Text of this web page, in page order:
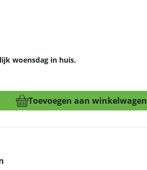
woensdag in huis.
Toevoegen aan winkelwagen